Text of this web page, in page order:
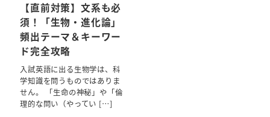
【直前対策】文系も必
須！「生物・進化論」
頻出テーマ＆キーワー
ド完全攻略
入試英語に出る生物学は、科
学知識を問うものではありま
せん。 「生命の神秘」や「倫
理的な問い（やってい […]